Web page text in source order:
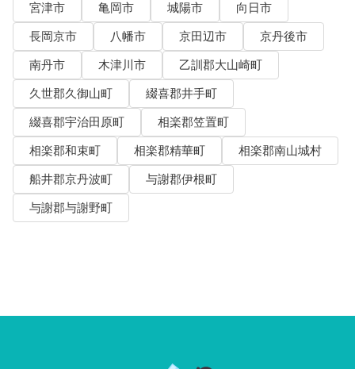
宮津市
亀岡市 城陽市
向日市
長岡京市
八幡市 京田辺市
京丹後市
南丹市
木津川市
乙訓郡大山崎町
久世郡久御山町
綴喜郡井手町
綴喜郡宇治田原町
相楽郡笠置町
相楽郡和束町
相楽郡精華町
相楽郡南山城村
船井郡京丹波町
与謝郡伊根町
与謝郡与謝野町